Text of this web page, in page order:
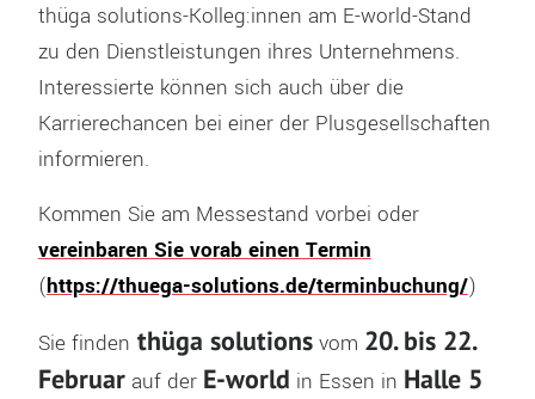
thüga solutions-Kolleg:innen am E-world-Stand
zu den Dienstleistungen ihres Unternehmens.
Interessierte können sich auch über die
Karrierechancen bei einer der Plusgesellschaften
informieren.
Kommen Sie am Messestand vorbei oder
vereinbaren Sie vorab einen Termin
(https://thuega-solutions.de/terminbuchung/)
Sie finden thüga solutionsvom 20. bis 22.
Februarauf der E-world in Essen in Halle 5